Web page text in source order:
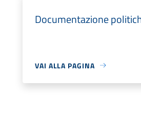
Documentazione
VAI ALLA PAGINA